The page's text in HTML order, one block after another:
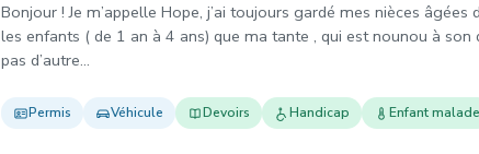
Bonjour ! Je m’appelle Hope, j’ai toujours gardé mes nièces
les enfants ( de 1 an à 4 ans) que ma tante , qui est nounou à son
pas d’autre…
Permis Véhicule Devoirs Handicap Enfant malade